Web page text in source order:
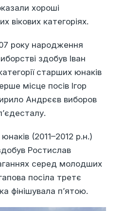
хороші
вікових категоріях.
року народження
здобув Іван
старших юнаків
місце посів Ігор
Андрєєв виборов
(2011–2012 р.н.)
Ростислав
серед молодших
посіла третє
фінішувала п’ятою.